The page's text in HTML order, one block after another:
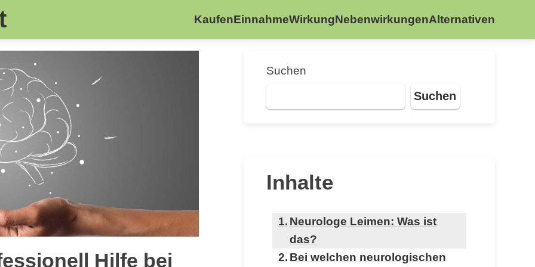
KaufenEinnahmeWirkungNebenwirkungenAlternativen
Hilfe bei
Suchen
Suchen
Inhalte
Neurologe Leimen: Was ist
das?
Bei welchen neurologischen